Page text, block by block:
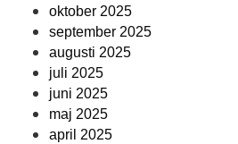
oktober 2025
september 2025
augusti 2025
juli 2025
juni 2025
maj 2025
april 2025